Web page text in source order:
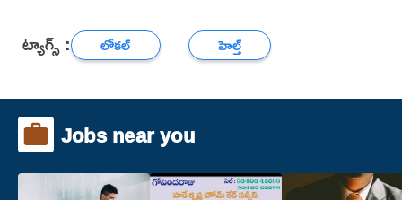
ట్యాగ్స్ : లోకల్ హెల్త్
Jobs near you